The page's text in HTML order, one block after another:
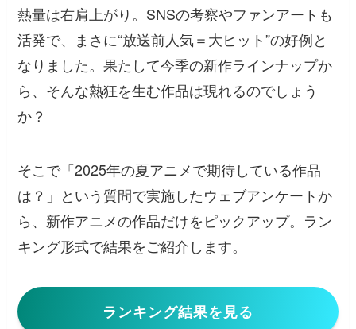
熱量は右肩上がり。SNSの考察やファンアートも
活発で、まさに“放送前人気＝大ヒット”の好例と
なりました。果たして今季の新作ラインナップか
ら、そんな熱狂を生む作品は現れるのでしょう
か？
そこで「2025年の夏アニメで期待している作品
は？」という質問で実施したウェブアンケートか
ら、新作アニメの作品だけをピックアップ。ラン
キング形式で結果をご紹介します。
ランキング結果を見る